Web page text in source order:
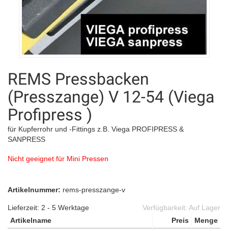
REMS Pressbacken
(Presszange) V 12-54 (Viega
Profipress )
für Kupferrohr und -Fittings z.B. Viega PROFIPRESS &
SANPRESS
Nicht geeignet für Mini Pressen
Artikelnummer: rems-presszange-v
Verfügbarkeit: Auf Lager
Lieferzeit: 2 - 5 Werktage
Artikelname
Preis
Menge